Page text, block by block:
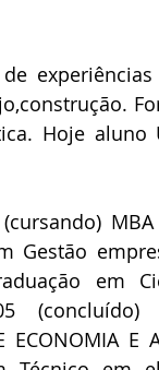
Hoje aluno
Gestão
em
(concluído)
E